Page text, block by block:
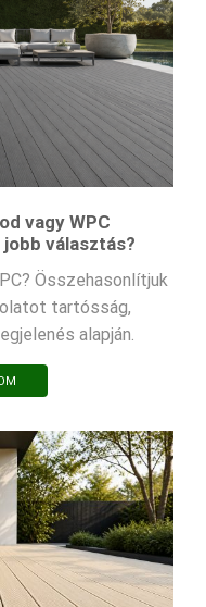
vagy WPC
választás?
Összehasonlítjuk
tartósság,
alapján.